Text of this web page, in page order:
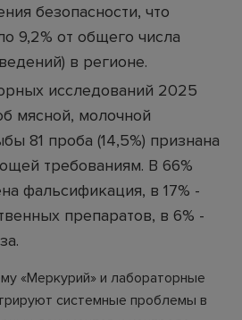
безопасности, что
9,2% от общего числа
в регионе.
исследований 2025
мясной, молочной
81 проба (14,5%) признана
требованиям. В 66%
фальсификация, в 17% -
препаратов, в 6% -
«Меркурий» и лабораторные
системные проблемы в